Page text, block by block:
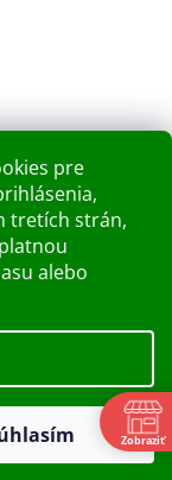
pre
tretích strán,
alebo
zatvorená
vyhradené.
Zobraziť